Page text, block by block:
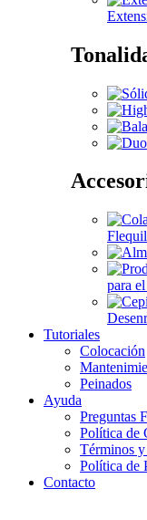
para
Tutoriales
Colocación
Peinados
Ayuda
Preguntas
Política de
Términos
Política de
Contacto